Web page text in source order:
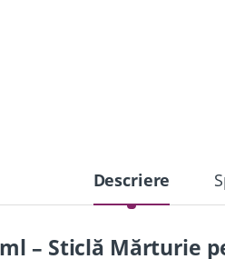
Descriere
– Sticlă Mărturie